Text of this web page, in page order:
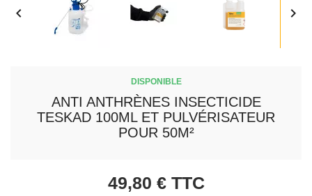
 
DISPONIBLE
ANTI ANTHRÈNES INSECTICIDE
TESKAD 100ML ET PULVÉRISATEUR
POUR 50M²
49,80 € TTC